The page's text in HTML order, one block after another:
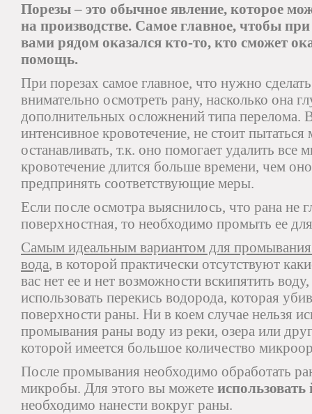
Порезы – это обычное явление, которое
на производстве. Самое главное, чтобы
вами рядом оказался кто-то, кто сможет
помощь.
При порезах самое главное, что нужно
внимательно осмотреть рану, насколько она
дополнительных осложнений типа перелома.
интенсивное кровотечение, не стоит пытаться
останавливать, т.к. оно помогает удалить
кровотечение длится больше времени, чем
предпринять соответствующие меры.
Если после осмотра выяснилось, что рана не
поверхностная, то необходимо промыть ее
Самым идеальным вариантом для промывания
вода, в которой практически отсутствуют
вас нет ее и нет возможности вскипятить
использовать перекись водорода, которая
поверхности раны. Ни в коем случае нельзя
промывания раны воду из реки, озера или
которой имеется большое количество
После промывания необходимо обработать
микробы. Для этого вы можете использовать
необходимо нанести вокруг раны.